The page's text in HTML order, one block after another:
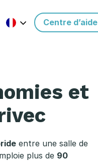
Centre d’aide
et
entre une salle de
plus de 90